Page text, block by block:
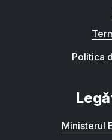
Politica
Ministerul